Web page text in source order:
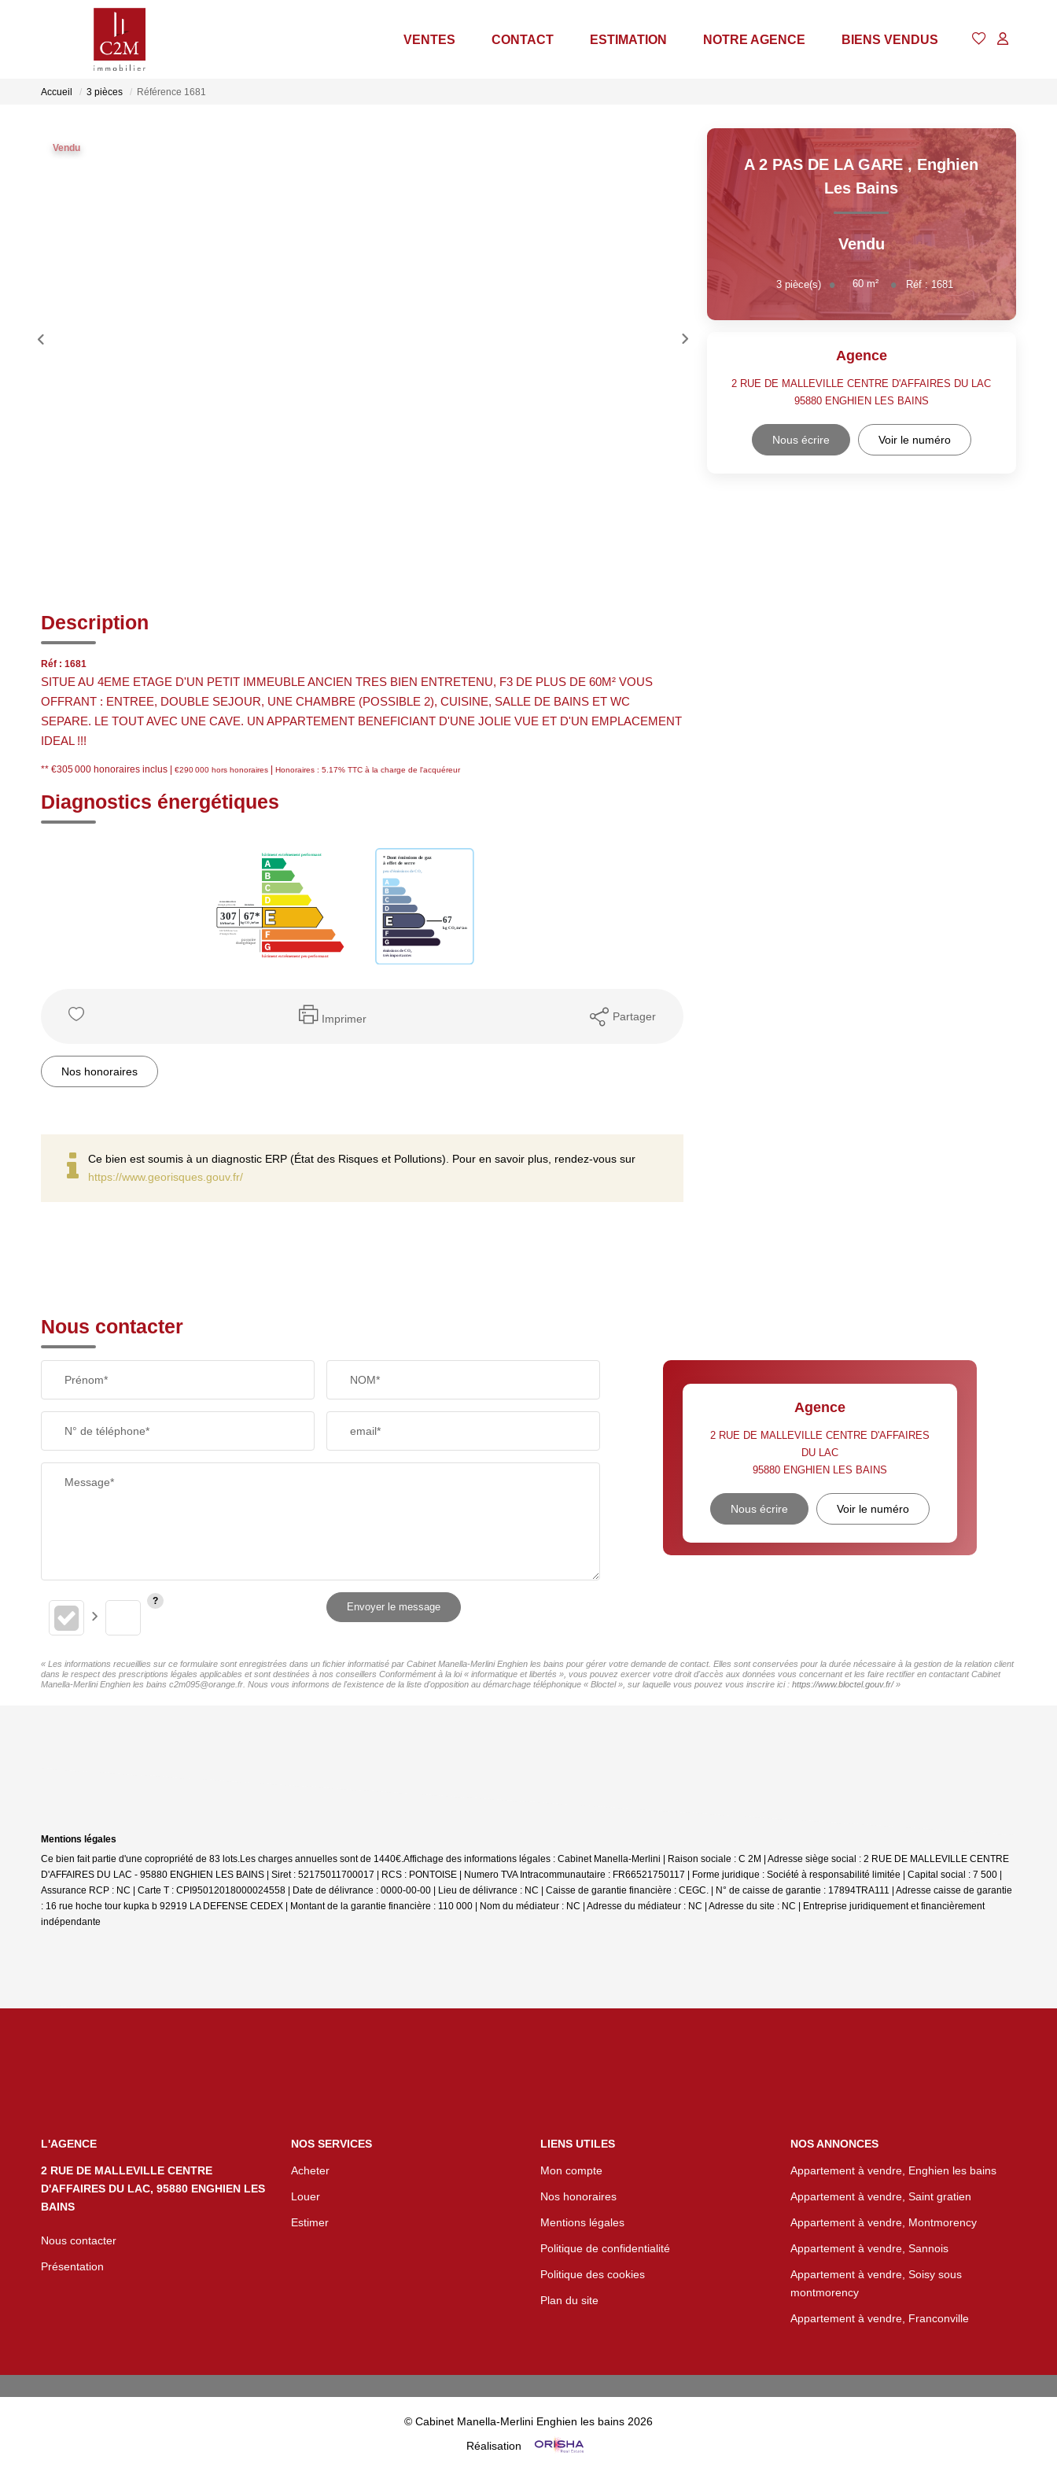
VENTES CONTACT ESTIMATION NOTRE AGENCE BIENS VENDUS
Accueil 3 pièces Référence 1681
Vendu
Description
Réf : 1681
SITUE AU 4EME ETAGE D'UN PETIT IMMEUBLE ANCIEN TRES BIEN ENTRETENU, F3 DE PLUS DE 60M² VOUS
OFFRANT : ENTREE, DOUBLE SEJOUR, UNE CHAMBRE (POSSIBLE 2), CUISINE, SALLE DE BAINS ET WC
SEPARE. LE TOUT AVEC UNE CAVE. UN APPARTEMENT BENEFICIANT D'UNE JOLIE VUE ET D'UN EMPLACEMENT
IDEAL !!!
** €305 000 honoraires inclus €290 000 hors honoraires Honoraires : 5.17% TTC à la charge de l'acquéreur
Diagnostics énergétiques
Imprimer Partager
Nos honoraires
Ce bien est soumis à un diagnostic ERP (État des Risques et Pollutions). Pour en savoir plus, rendez-vous sur
https://www.georisques.gouv.fr/
A 2 PAS DE LA GARE, Enghien
Les Bains
Vendu
3 pièce(s) 60 m² Réf :1681
Agence
2 RUE DE MALLEVILLE CENTRE D'AFFAIRES DU LAC
95880 ENGHIEN LES BAINS
Nous écrire Voir le numéro
Nous contacter
Prénom* NOM*
N° de téléphone* email*
Message*
Envoyer le message
Agence
2 RUE DE MALLEVILLE CENTRE D'AFFAIRES
DU LAC
95880 ENGHIEN LES BAINS
Nous écrire Voir le numéro
« Les informations recueillies sur ce formulaire sont enregistrées dans un fichier informatisé par Cabinet Manella-Merlini Enghien les bains pour gérer votre demande de contact. Elles sont conservées pour la durée nécessaire à la gestion de la relation client
dans le respect des prescriptions légales applicables et sont destinées à nos conseillers Conformément à la loi « informatique et libertés », vous pouvez exercer votre droit d'accès aux données vous concernant et les faire rectifier en contactant Cabinet
Manella-Merlini Enghien les bains c2m095@orange.fr. Nous vous informons de l'existence de la liste d'opposition au démarchage téléphonique « Bloctel », sur laquelle vous pouvez vous inscrire ici : https://www.bloctel.gouv.fr/»
Mentions légales
Ce bien fait partie d'une copropriété de 83 lots.Les charges annuelles sont de 1440€.Affichage des informations légales : Cabinet Manella-Merlini | Raison sociale : C 2M | Adresse siège social : 2 RUE DE MALLEVILLE CENTRE
D'AFFAIRES DU LAC - 95880 ENGHIEN LES BAINS | Siret : 52175011700017 | RCS : PONTOISE | Numero TVA Intracommunautaire : FR66521750117 | Forme juridique : Société à responsabilité limitée | Capital social : 7 500 |
Assurance RCP : NC | Carte T : CPI95012018000024558 | Date de délivrance : 0000-00-00 | Lieu de délivrance : NC | Caisse de garantie financière : CEGC. | N° de caisse de garantie : 17894TRA111 | Adresse caisse de garantie
: 16 rue hoche tour kupka b 92919 LA DEFENSE CEDEX | Montant de la garantie financière : 110 000 | Nom du médiateur : NC | Adresse du médiateur : NC | Adresse du site : NC |
Entreprise juridiquement et financièrement
indépendante
L'AGENCE
2 RUE DE MALLEVILLE CENTRE
D'AFFAIRES DU LAC, 95880 ENGHIEN LES
BAINS
Nous contacter
Présentation
NOS SERVICES
Acheter
Louer
Estimer
LIENS UTILES
Mon compte
Nos honoraires
Mentions légales
Politique de confidentialité
Politique des cookies
Plan du site
NOS ANNONCES
Appartement à vendre, Enghien les bains
Appartement à vendre, Saint gratien
Appartement à vendre, Montmorency
Appartement à vendre, Sannois
Appartement à vendre, Soisy sous
montmorency
Appartement à vendre, Franconville
© Cabinet Manella-Merlini Enghien les bains 2026
Réalisation